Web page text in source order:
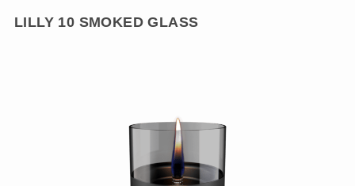
LILLY 10 SMOKED GLASS